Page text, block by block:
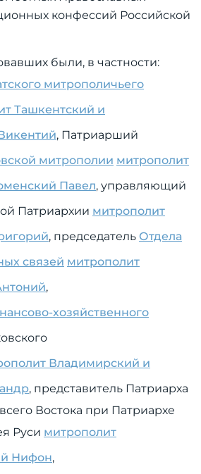
конфессий Российской
были, в частности:
митрополичьего
Ташкентский и
, Патриарший
митрополии митрополит
Павел, управляющий
Патриархии митрополит
, председатель Отдела
связей митрополит
,
хозяйственного
Владимирский и
, представитель Патриарха
Востока при Патриархе
Руси митрополит
Нифон,